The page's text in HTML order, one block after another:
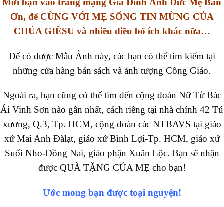
Mời bạn vào trang mạng Gia Đình Ảnh Đức Mẹ Ban
Ơn, để CÙNG VỚI MẸ SỐNG TIN MỪNG CỦA
CHÚA GIÊSU và nhiều điều bổ ích khác nữa…
Để có được Mẫu Ảnh này, các bạn có thể tìm kiếm tại
những cửa hàng bán sách và ảnh tượng Công Giáo.
Ngoài ra, bạn cũng có thể tìm đến cộng đoàn Nữ Tử Bác
Ái Vinh Sơn nào gần nhất, cách riêng tại nhà chính 42 Tú
xương, Q.3, Tp. HCM, cộng đoàn các NTBAVS tại giáo
xứ Mai Anh Đàlạt, giáo xứ Bình Lợi-Tp. HCM, giáo xứ
Suối Nho-Đồng Nai, giáo phận Xuân Lộc. Bạn sẽ nhận
được QUÀ TẶNG CỦA MẸ cho bạn!
Ước mong bạn được toại nguyện!